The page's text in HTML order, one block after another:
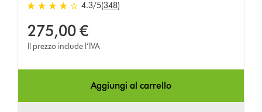
4.3
stelle
su
5
4.3/5(348)
275,00 €
Il prezzo include l’IVA
Aggiungi al carrello